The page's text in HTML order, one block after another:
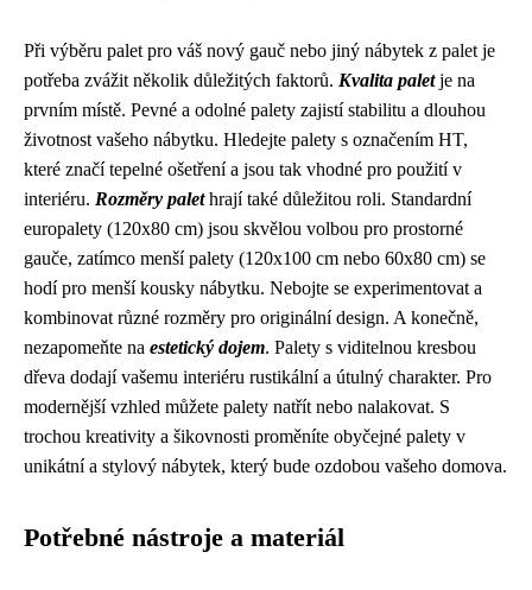
Při výběru palet pro váš nový gauč nebo jiný nábytek z palet je
potřeba zvážit několik důležitých faktorů. Kvalita paletje na
prvním místě. Pevné a odolné palety zajistí stabilitu a dlouhou
životnost vašeho nábytku. Hledejte palety s označením HT,
které značí tepelné ošetření a jsou tak vhodné pro použití v
interiéru. Rozměry palethrají také důležitou roli. Standardní
europalety (120x80 cm) jsou skvělou volbou pro prostorné
gauče, zatímco menší palety (120x100 cm nebo 60x80 cm) se
hodí pro menší kousky nábytku. Nebojte se experimentovat a
kombinovat různé rozměry pro originální design. A konečně,
nezapomeňte na estetický dojem. Palety s viditelnou kresbou
dřeva dodají vašemu interiéru rustikální a útulný charakter. Pro
modernější vzhled můžete palety natřít nebo nalakovat. S
trochou kreativity a šikovnosti proměníte obyčejné palety v
unikátní a stylový nábytek, který bude ozdobou vašeho domova.
Potřebné nástroje a materiál